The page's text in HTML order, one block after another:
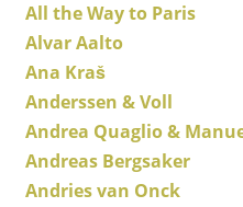
Chaises à bascule
Chaises de conférence
Fauteuils de direction
Pièces détachées
All the Way to Paris
Alvar Aalto
Ana Kraš
Anderssen & Voll
Andrea Quaglio &
Andreas Bergsaker
Andries van Onck